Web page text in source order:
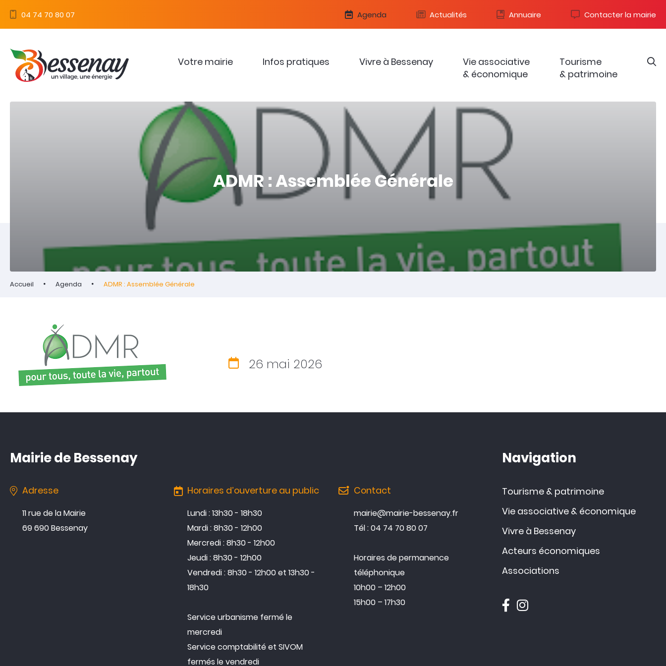
04 74 70 80 07 Agenda Actualités Annuaire Contacter la mairie
Votre mairie Infos pratiques Vivre à Bessenay
Vie associative
& économique
Tourisme
& patrimoine
ADMR : Assemblée Générale
Accueil Agenda ADMR : Assemblée Générale
26 mai 2026
Mairie de Bessenay
Adresse
11 rue de la Mairie
69 690 Bessenay
Horaires d’ouverture au public
Lundi : 13h30 - 18h30
Mardi : 8h30 - 12h00
Mercredi : 8h30 - 12h00
Jeudi : 8h30 - 12h00
Vendredi : 8h30 - 12h00 et 13h30 -
18h30
Service urbanisme fermé le
mercredi
Service comptabilité et SIVOM
fermés le vendredi
Contact
mairie@mairie-bessenay.fr
Tél : 04 74 70 80 07
Horaires de permanence
téléphonique
10h00 – 12h00
15h00 – 17h30
Navigation
Tourisme & patrimoine
Vie associative & économique
Vivre à Bessenay
Acteurs économiques
Associations
Panneau de gestion des cookies